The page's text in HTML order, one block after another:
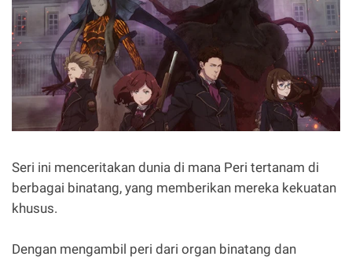
Seri ini menceritakan dunia di mana Peri tertanam di
berbagai binatang, yang memberikan mereka kekuatan
khusus.
Dengan mengambil peri dari organ binatang dan